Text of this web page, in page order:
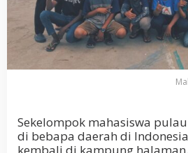
Sekelompok mahasiswa
di bebapa daerah di